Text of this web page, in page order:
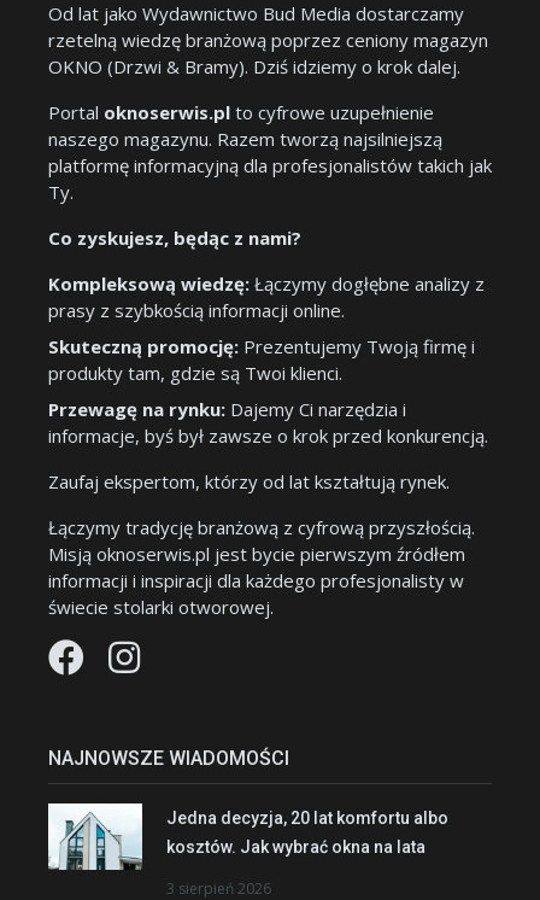
Od lat jako Wydawnictwo Bud Media dostarczamy
rzetelną wiedzę branżową poprzez ceniony magazyn
OKNO (Drzwi & Bramy). Dziś idziemy o krok dalej.
Portal oknoserwis.pl to cyfrowe uzupełnienie
naszego magazynu. Razem tworzą najsilniejszą
platformę informacyjną dla profesjonalistów takich jak
Ty.
Co zyskujesz, będąc z nami?
Kompleksową wiedzę: Łączymy dogłębne analizy z
prasy z szybkością informacji online.
Skuteczną promocję: Prezentujemy Twoją firmę i
produkty tam, gdzie są Twoi klienci.
Przewagę na rynku: Dajemy Ci narzędzia i
informacje, byś był zawsze o krok przed konkurencją.
Zaufaj ekspertom, którzy od lat kształtują rynek.
Łączymy tradycję branżową z cyfrową przyszłością.
Misją oknoserwis.pl jest bycie pierwszym źródłem
informacji i inspiracji dla każdego profesjonalisty w
świecie stolarki otworowej.
NAJNOWSZE WIADOMOŚCI
Jedna decyzja, 20 lat komfortu albo
kosztów. Jak wybrać okna na lata
3 sierpień 2026